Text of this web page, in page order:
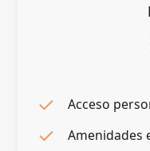
Acceso
Amenidades